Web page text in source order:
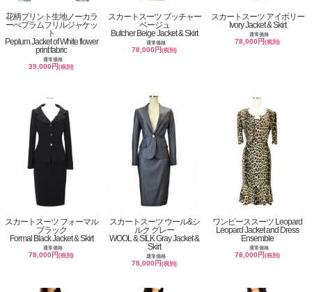
花柄プリント生地ノーカラ
ーぺプラムフリルジャケッ
ト
Peplum Jacket of White flower
print fabric
通常価格
39,000円(税別)
スカートスーツ ブッチャー
ベージュ
Butcher Beige Jacket & Skirt
通常価格
78,000円(税別)
スカートスーツ アイボリー
Ivory Jacket & Skirt
通常価格
78,000円(税別)
スカートスーツ フォーマル
ブラック
Formal Black Jacket & Skirt
通常価格
78,000円(税別)
スカートスーツ ウール&シ
ルク グレー
WOOL & SILK Gray Jacket &
Skirt
通常価格
78,000円(税別)
ワンピーススーツ Leopard
Leopard Jacket and Dress
Ensemble
通常価格
78,000円(税別)